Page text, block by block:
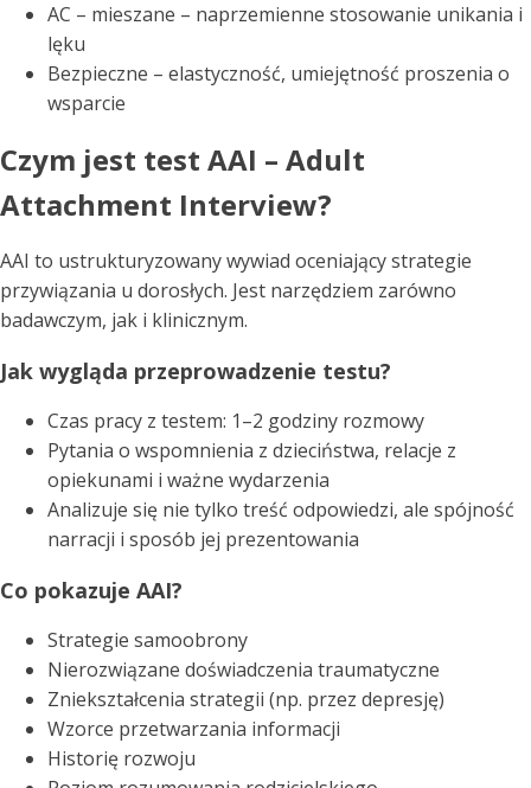
AC – mieszane – naprzemienne stosowanie unikania i
lęku
Bezpieczne – elastyczność, umiejętność proszenia o
wsparcie
Czym jest test AAI – Adult
Attachment Interview?
AAI to ustrukturyzowany wywiad oceniający strategie
przywiązania u dorosłych. Jest narzędziem zarówno
badawczym, jak i klinicznym.
Jak wygląda przeprowadzenie testu?
Czas pracy z testem: 1–2 godziny rozmowy
Pytania o wspomnienia z dzieciństwa, relacje z
opiekunami i ważne wydarzenia
Analizuje się nie tylko treść odpowiedzi, ale spójność
narracji i sposób jej prezentowania
Co pokazuje AAI?
Strategie samoobrony
Nierozwiązane doświadczenia traumatyczne
Zniekształcenia strategii (np. przez depresję)
Wzorce przetwarzania informacji
Historię rozwoju